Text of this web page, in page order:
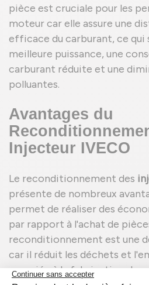
pièce est cruciale pour les
moteur car elle assure une
efficace du carburant, ce qui
meilleure puissance, une
carburant réduite et une
polluantes.
Avantages du
Injecteur IVECO
Le reconditionnement des
présente de nombreux
permet de réaliser des
par rapport à l'achat de
reconditionnement est une
car il réduit les déchets et
associée à la fabrication de